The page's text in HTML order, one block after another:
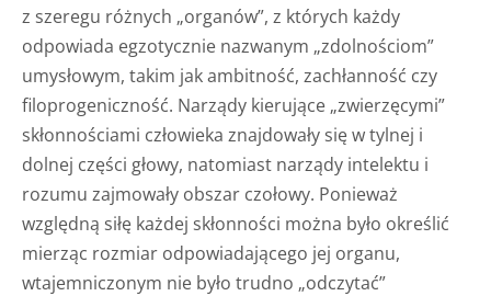
z szeregu różnych „organów”, z których każdy
odpowiada egzotycznie nazwanym „zdolnościom”
umysłowym, takim jak ambitność, zachłanność czy
filoprogeniczność. Narządy kierujące „zwierzęcymi”
skłonnościami człowieka znajdowały się w tylnej i
dolnej części głowy, natomiast narządy intelektu i
rozumu zajmowały obszar czołowy. Ponieważ
względną siłę każdej skłonności można było określić
mierząc rozmiar odpowiadającego jej organu,
wtajemniczonym nie było trudno „odczytać”